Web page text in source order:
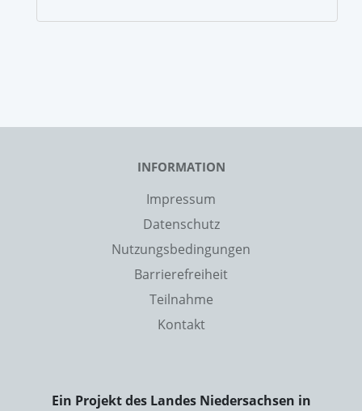
INFORMATION
Impressum
Datenschutz
Nutzungsbedingungen
Barrierefreiheit
Teilnahme
Kontakt
Ein Projekt des Landes Niedersachsen in